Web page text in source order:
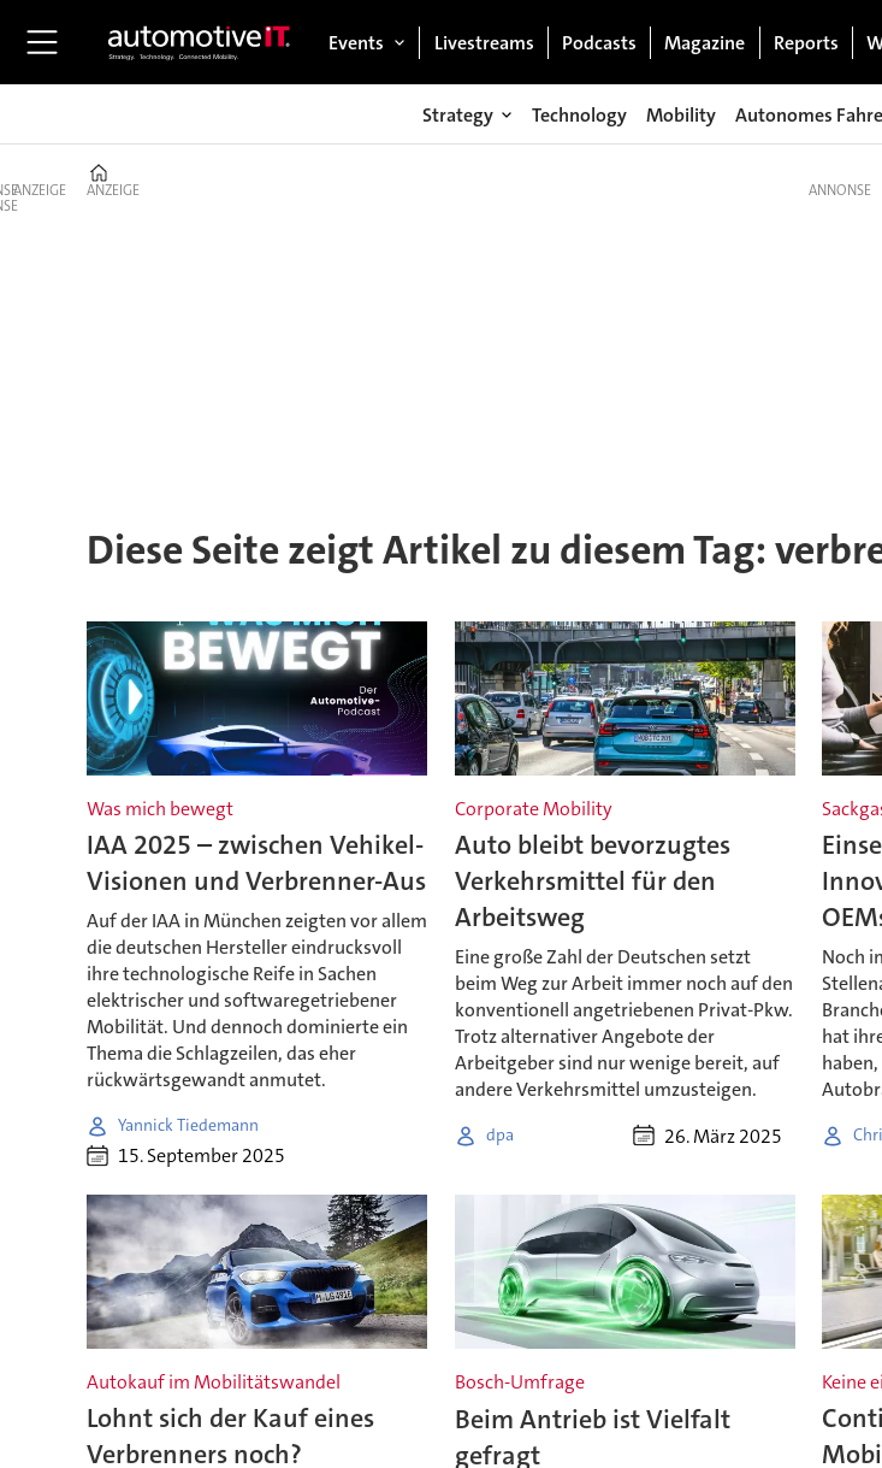
Events Livestreams Podcasts Magazine Reports
Strategy Technology Mobility Autonomes
ANZEIGE ANZEIGE
Diese Seite zeigt Artikel zu diesem Tag:
Was mich bewegt
IAA 2025 – zwischen Vehikel-
Visionen und Verbrenner-Aus
Auf der IAA in München zeigten vor allem
die deutschen Hersteller eindrucksvoll
ihre technologische Reife in Sachen
elektrischer und softwaregetriebener
Mobilität. Und dennoch dominierte ein
Thema die Schlagzeilen, das eher
rückwärtsgewandt anmutet.
Yannick Tiedemann
15. September 2025
Corporate Mobility
Auto bleibt bevorzugtes
Verkehrsmittel für den
Arbeitsweg
Eine große Zahl der Deutschen setzt
beim Weg zur Arbeit immer noch auf den
konventionell angetriebenen Privat-Pkw.
Trotz alternativer Angebote der
Arbeitgeber sind nur wenige bereit, auf
andere Verkehrsmittel umzusteigen.
dpa 26. März 2025
Noch
hat
Autokauf im Mobilitätswandel
Lohnt sich der Kauf eines
Verbrenners noch?
Bosch-Umfrage
Beim Antrieb ist Vielfalt
gefragt
Keine